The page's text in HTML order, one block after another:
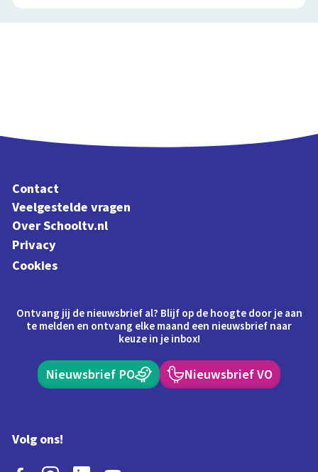
Contact
Veelgestelde vragen
Over Schooltv.nl
Privacy
Cookies
Ontvang jij de nieuwsbrief al? Blijf op de hoogte door je aan
te melden en ontvang elke maand een nieuwsbrief naar
keuze in je inbox!
Nieuwsbrief PO Nieuwsbrief VO
Volg ons!